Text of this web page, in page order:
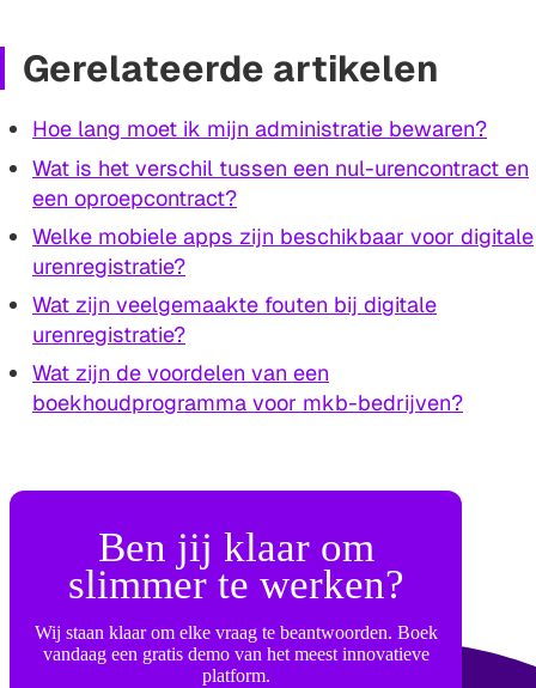
Gerelateerde artikelen
Hoe lang moet ik mijn administratie bewaren?
Wat is het verschil tussen een nul-urencontract en
een oproepcontract?
Welke mobiele apps zijn beschikbaar voor digitale
urenregistratie?
Wat zijn veelgemaakte fouten bij digitale
urenregistratie?
Wat zijn de voordelen van een
boekhoudprogramma voor mkb-bedrijven?
Ben jij klaar om
slimmer te werken?
Wij staan klaar om elke vraag te beantwoorden. Boek
vandaag een gratis demo van het meest innovatieve
platform.